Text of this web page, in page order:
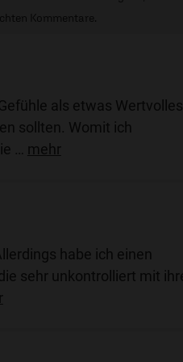
Kommentare.
als etwas Wertvolles
sollten. Womit ich
… mehr
habe ich einen
sehr unkontrolliert mit